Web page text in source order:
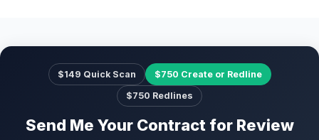
$149 Quick Scan $750 Create or Redline
$750 Redlines
Send Me Your Contract for Review